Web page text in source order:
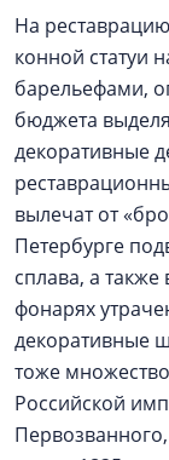
На
конной статуи
барельефами,
бюджета
декоративные
вылечат от
Петербурге
сплава, а
фонарях
декоративные
тоже
Российской